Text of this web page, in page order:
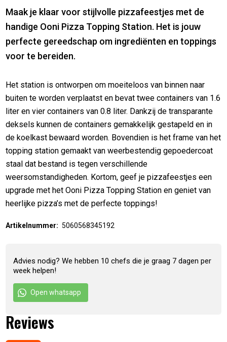
Maak je klaar voor stijlvolle pizzafeestjes met de
handige Ooni Pizza Topping Station. Het is jouw
perfecte gereedschap om ingrediënten en toppings
voor te bereiden.
Het station is ontworpen om moeiteloos van binnen naar
buiten te worden verplaatst en bevat twee containers van 1.6
liter en vier containers van 0.8 liter. Dankzij de transparante
deksels kunnen de containers gemakkelijk gestapeld en in
de koelkast bewaard worden. Bovendien is het frame van het
topping station gemaakt van weerbestendig gepoedercoat
staal dat bestand is tegen verschillende
weersomstandigheden. Kortom, geef je pizzafeestjes een
upgrade met het Ooni Pizza Topping Station en geniet van
heerlijke pizza’s met de perfecte toppings!
Artikelnummer: 5060568345192
Advies nodig? We hebben 10 chefs die je graag 7 dagen per
week helpen!
Open whatsapp
Reviews